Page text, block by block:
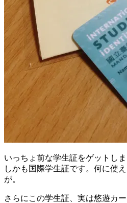
いっちょ前な学生証をゲットし
しかも国際学生証です。何に使
が。
さらにこの学生証、実は悠遊カ